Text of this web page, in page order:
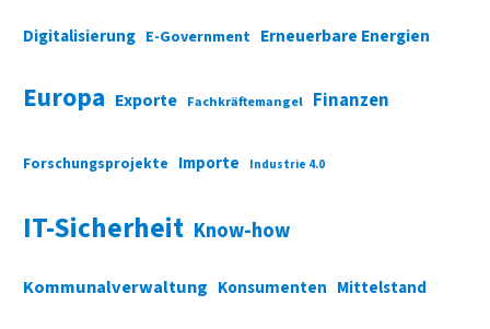
Digitalisierung E-Government Erneuerbare Energien
Europa Exporte Fachkräftemangel Finanzen
Forschungsprojekte Importe Industrie 4.0
IT-Sicherheit Know-how
Kommunalverwaltung Konsumenten Mittelstand